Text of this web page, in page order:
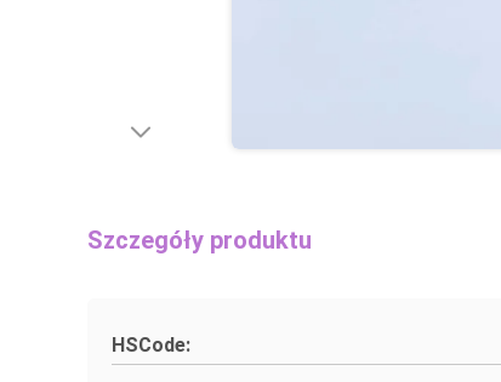
Szczegóły produktu
HSCode: